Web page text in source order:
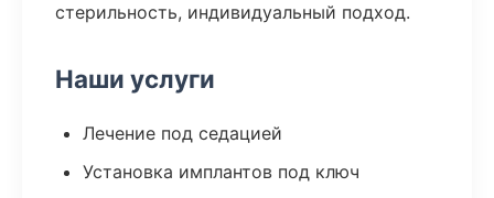
стерильность, индивидуальный подход.
Наши услуги
Лечение под седацией
Установка имплантов под ключ